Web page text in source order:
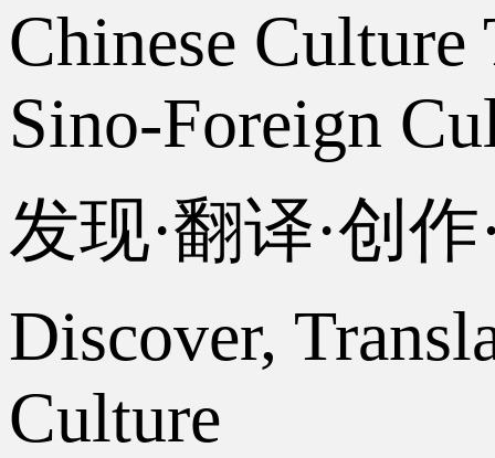
Chinese
Sino-Foreign
发现·翻译·创
Discover,
Culture